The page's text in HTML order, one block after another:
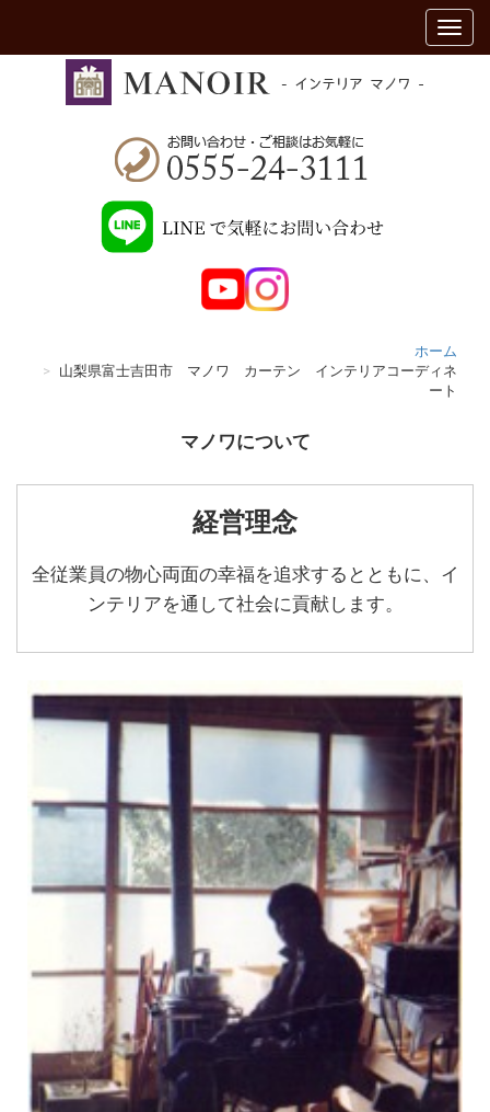
ホーム
山梨県富士吉田市 マノワ カーテン インテリアコーディネ
ート
マノワについて
経営理念
全従業員の物心両面の幸福を追求するとともに、イ
ンテリアを通して社会に貢献します。